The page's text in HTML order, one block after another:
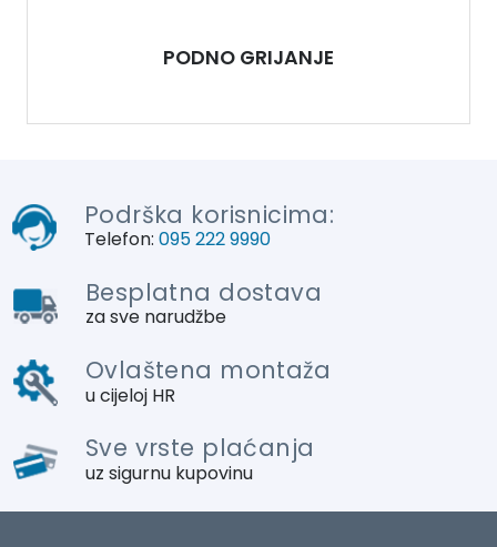
PODNO GRIJANJE
Podrška korisnicima:
Telefon: 095 222 9990
Besplatna dostava
za sve narudžbe
Ovlaštena montaža
u cijeloj HR
Sve vrste plaćanja
uz sigurnu kupovinu